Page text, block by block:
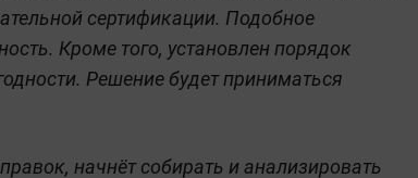
сертификации. Подобное
Кроме того, установлен порядок
Решение будет приниматься
начнёт собирать и анализировать